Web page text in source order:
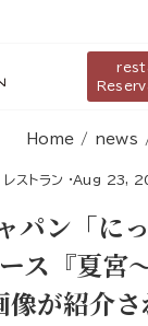
Home / news
レストラン ·Aug 23,
パン「に
ス『夏宮
が紹介さ